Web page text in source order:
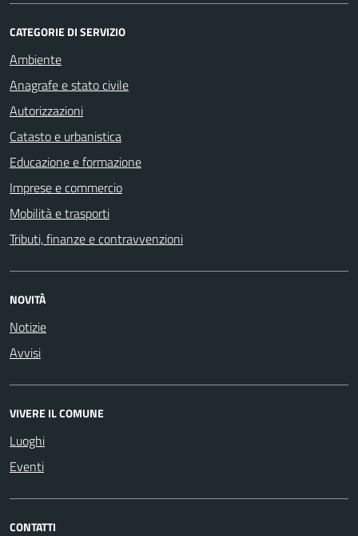
CATEGORIE DI SERVIZIO
Ambiente
Anagrafe e stato civile
Autorizzazioni
Catasto e urbanistica
Educazione e formazione
Imprese e commercio
Mobilità e trasporti
Tributi, finanze e contravvenzioni
NOVITÀ
Notizie
Avvisi
VIVERE IL COMUNE
Luoghi
Eventi
CONTATTI